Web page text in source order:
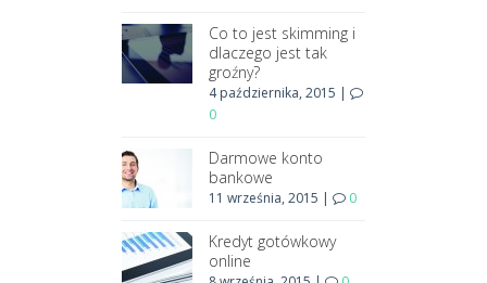
Co to jest skimming i
dlaczego jest tak
groźny?
4 października, 2015 |
0
Darmowe konto
bankowe
11 września, 2015 | 0
Kredyt gotówkowy
online